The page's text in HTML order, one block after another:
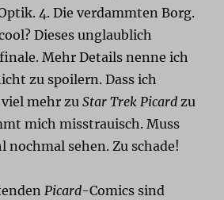
4. Die verdammten Borg.
Dieses unglaublich
Mehr Details nenne ich
zu spoilern. Dass ich
mehr zuStar Trek Picard zu
mich misstrauisch. Muss
nochmal sehen. Zu schade!
Picard-Comics sind